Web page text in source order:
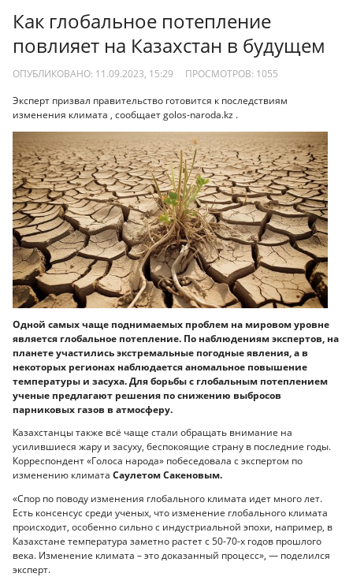
Как глобальное потепление
повлияет на Казахстан в будущем
ОПУБЛИКОВАНО: 11.09.2023, 15:29 ПРОСМОТРОВ: 1055
Эксперт призвал правительство готовится к последствиям
изменения климата , сообщает golos-naroda.kz .
Одной самых чаще поднимаемых проблем на мировом уровне
является глобальное потепление. По наблюдениям экспертов, на
планете участились экстремальные погодные явления, а в
некоторых регионах наблюдается аномальное повышение
температуры и засуха. Для борьбы с глобальным потеплением
ученые предлагают решения по снижению выбросов
парниковых газов в атмосферу.
Казахстанцы также всё чаще стали обращать внимание на
усилившиеся жару и засуху, беспокоящие страну в последние годы.
Корреспондент «Голоса народа» побеседовала с экспертом по
изменению климата Саулетом Сакеновым.
«Спор по поводу изменения глобального климата идет много лет.
Есть консенсус среди ученых, что изменение глобального климата
происходит, особенно сильно с индустриальной эпохи, например, в
Казахстане температура заметно растет с 50-70-х годов прошлого
века. Изменение климата – это доказанный процесс», — поделился
эксперт.